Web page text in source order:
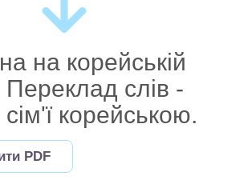
на корейській
Переклад слів -
корейською.
PDF